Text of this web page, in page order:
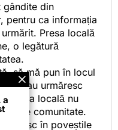
gândite din
pentru ca informația
Presa locală
o legătură
să mă pun în locul
sau urmăresc
presa locală nu
comunitate.
în poveștile
a